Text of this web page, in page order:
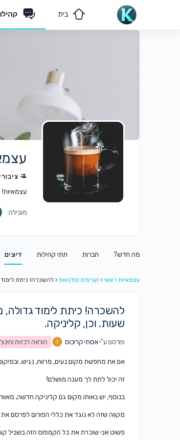
בית
ציבורי
עצמאיות!
מובילה:
מה חדש? חברות תתי קהילות דיונים
עצמאיות ראשי ‹ קורסים וסדנאות ‹ להשכרה! כיתת לימוד
להשכרה! כיתת לימוד גדולה,
שעות. וכן, קליניקה.
פורסם ע"יאסתי קריבוס הוראה רכזות וחינוך
אם את מחפשת מקום נעים, מרווח, נגיש,
זה יכול לתת לך מענה מושלם!
בנוסף, יש באותו מקום גם קליניקה חדשה,
מקווה שזה לא נוגד את כללי הפורום לפרסם את
פשוט אני שוכרת את כל הקמפוס הזה בשביל